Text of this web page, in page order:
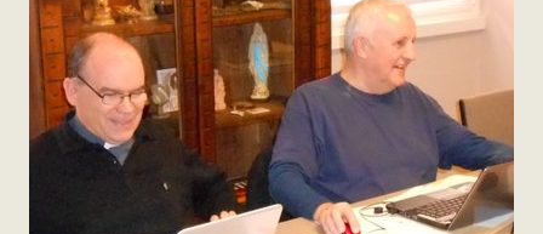
NEF
MEDIATECA
P. AUGUSTO ETCHECOPAR